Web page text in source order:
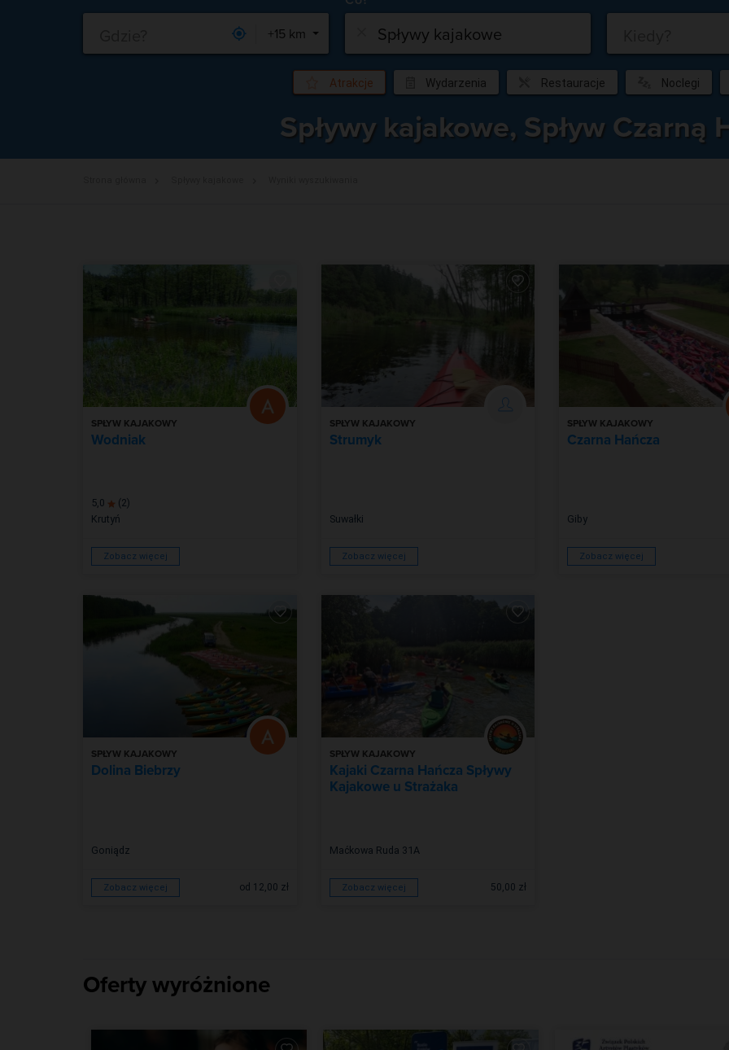
+15 km
Co?
Atrakcje Wydarzenia Restauracje Noclegi
Spływy kajakowe, Spływ Czarną
SPŁYW KAJAKOWY
Wodniak
5,0
(2)
Krutyń
Zobacz więcej
SPŁYW KAJAKOWY
Strumyk
Suwałki
Zobacz więcej
SPŁYW KAJAKOWY
Czarna Hańcza
Giby
Zobacz więcej
SPŁYW KAJAKOWY
Dolina Biebrzy
Goniądz
Zobacz więcej od 12,00 zł
SPŁYW KAJAKOWY
Kajaki Czarna Hańcza Spływy
Kajakowe u Strażaka
Maćkowa Ruda 31A
Zobacz więcej 50,00 zł
Oferty wyróżnione